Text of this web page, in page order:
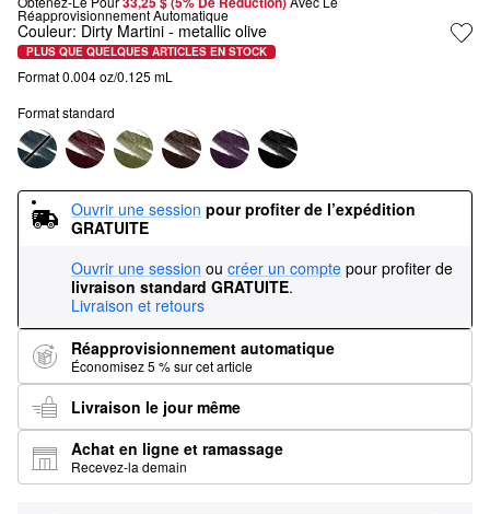
Réapprovisionnement Automatique
Couleur: Dirty Martini - metallic olive
PLUS QUE QUELQUES ARTICLES EN STOCK
Format 0.004 oz/0.125 mL
Format standard
Ouvrir une session pour profiter de l’expédition
GRATUITE
Ouvrir une session ou créer un compte pour profiter de
livraison standard GRATUITE.
Livraison et retours
Réapprovisionnement automatique
Économisez 5 % sur cet article
Livraison le jour même
Achat en ligne et ramassage
Recevez-la demain